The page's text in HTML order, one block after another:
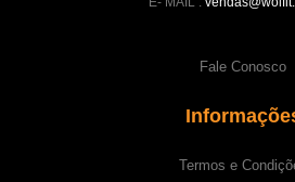
Fale Conosco
Termos e